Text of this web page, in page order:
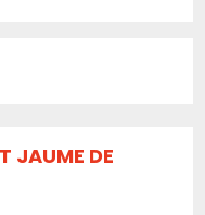
JAUME DE